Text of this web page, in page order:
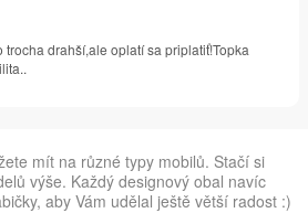
drahší,ale oplatí sa priplatiť!Topka
mít na různé typy mobilů. Stačí si
výše. Každý designový obal navíc
aby Vám udělal ještě větší radost :)